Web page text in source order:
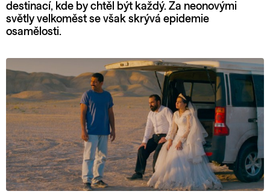
destinací, kde by chtěl být každý. Za neonovými
světly velkoměst se však skrývá epidemie
osamělosti.